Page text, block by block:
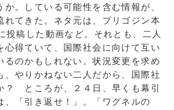
か。している可能性を含む情報が、
れてきた。ネタ元は、プリゴジン本
投稿した動画など。それとも、二人
心得ていて、国際社会に向けて互い
るのかもしれない。状況変更を求め
、やりかねない二人だから、国際社
？ ところが、２４日、早くも幕引
、「引き返せ！」。「ワグネルの